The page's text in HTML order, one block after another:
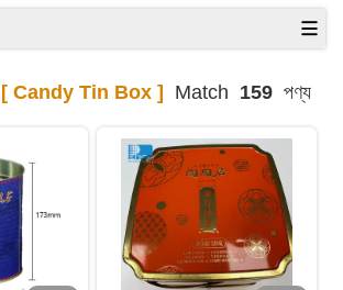
[ Candy Tin Box ] Match 159 পণ্য